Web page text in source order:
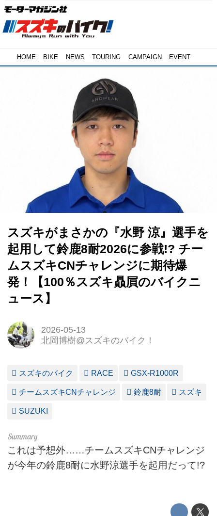
HOME BIKE NEWS TOURING CAMPAIGN EVENT
スズキがまさかの『水野 涼』選手を
起用して鈴鹿8耐2026に参戦!? チー
ムスズキCNチャレンジに期待爆
発！【100％スズキ贔屓のバイクニ
ュース】
2026-05-13
北岡博樹@スズキのバイク！
スズキのバイク RACE GSX-R1000R
チームスズキCNチャレンジ 鈴鹿8耐 スズキ
SUZUKI
これは予想外……チームスズキCNチャレンジ
が今年の鈴鹿8耐に水野涼選手を起用だって!?